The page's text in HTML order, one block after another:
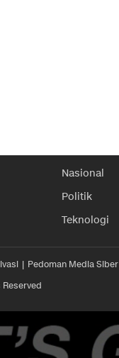
Nasional
Politik
Teknologi
Pedoman Media Siber